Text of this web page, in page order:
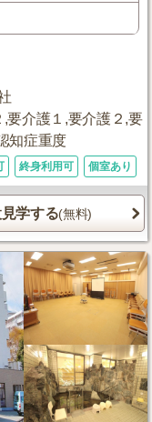
要介護１,要介護２,要
知症重度
終身利用可 個室あり
学する(無料)